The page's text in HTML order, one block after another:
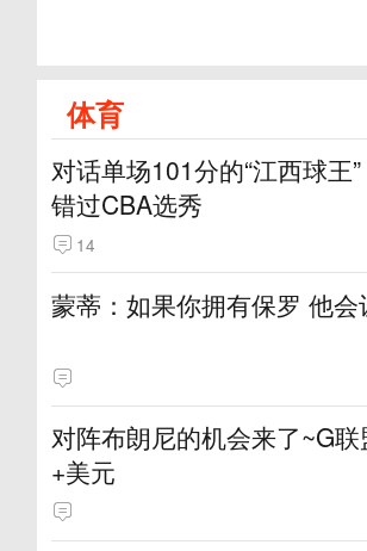
体育
对话单场101分的“江西球王
错过CBA选秀
14
蒙蒂：如果你拥有保罗 他
对阵布朗尼的机会来了~G
+美元